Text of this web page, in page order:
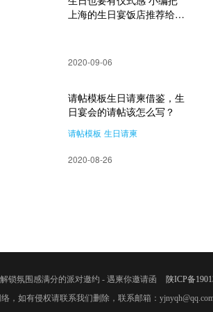
上海的生日宴饭店推荐给大
2020-09-06
请帖模板生日请柬借鉴，生
日宴会的请帖该怎么写？
请帖模板 生日请柬
2020-08-26
锁氛围感满分的派对邀约 - 遇柬你邀请函 陕ICP备
，如有侵权请联系我们删除，联系邮箱：